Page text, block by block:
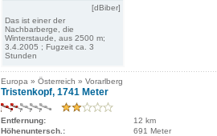
[dBiber]
Das ist einer der
Nachbarberge, die
Winterstaude, aus 2500 m;
3.4.2005 ; Fugzeit ca. 3
Stunden
Europa » Österreich » Vorarlberg
Tristenkopf, 1741 Meter
Entfernung:
12 km
Höhenuntersch.:
691 Meter